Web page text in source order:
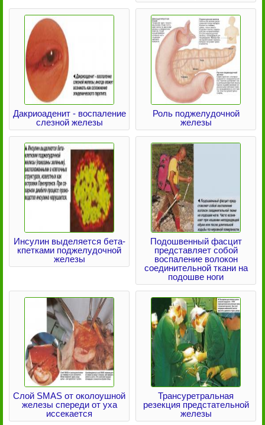
Дакриоаденит - воспаление
слезной железы
Роль поджелудочной
железы
Инсулин выделяется бета-
кпетками поджелудочной
железы
Подошвенный фасцит
представляет собой
воспаление волокон
соединительной ткани на
подошве ноги
Слой SMAS от околоушной
железы спереди от уха
иссекается
Трансуретральная
резекция предстательной
железы